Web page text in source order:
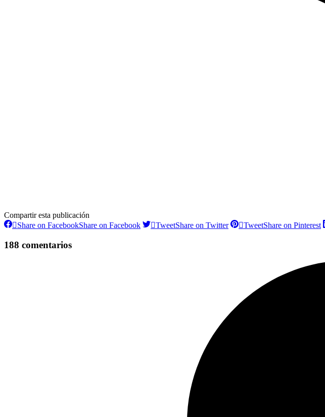
Compartir esta publicación
Share on FacebookShare on Facebook TweetShare on Twitter TweetShare on Pinterest
188 comentarios